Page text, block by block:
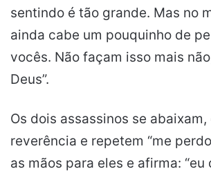
sentindo é tão grande. Mas no
ainda cabe um pouquinho de
vocês. Não façam isso mais
Deus”.
Os dois assassinos se
reverência e repetem “me
as mãos para eles e afirma: “eu